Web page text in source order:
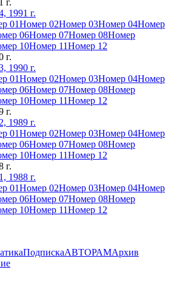
г.
1991 г.
01Номер 02Номер 03Номер 04Номер
06Номер 07Номер 08Номер
10Номер 11Номер 12
г.
1990 г.
01Номер 02Номер 03Номер 04Номер
06Номер 07Номер 08Номер
10Номер 11Номер 12
г.
1989 г.
01Номер 02Номер 03Номер 04Номер
06Номер 07Номер 08Номер
10Номер 11Номер 12
г.
1988 г.
01Номер 02Номер 03Номер 04Номер
06Номер 07Номер 08Номер
10Номер 11Номер 12
ПодпискаАВТОРАМАрхив